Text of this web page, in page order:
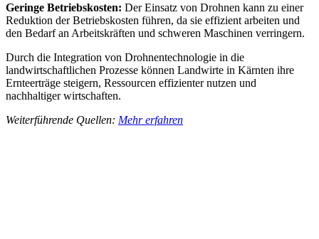
Geringe Betriebskosten: Der Einsatz von Drohnen kann zu einer
Reduktion der Betriebskosten führen, da sie effizient arbeiten und
den Bedarf an Arbeitskräften und schweren Maschinen verringern.
Durch die Integration von Drohnentechnologie in die
landwirtschaftlichen Prozesse können Landwirte in Kärnten ihre
Ernteerträge steigern, Ressourcen effizienter nutzen und
nachhaltiger wirtschaften.
Weiterführende Quellen: Mehr erfahren